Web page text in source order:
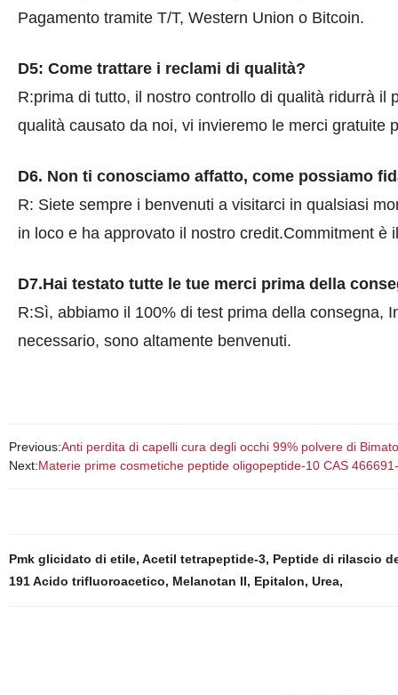
Pagamento tramite T/T, Western Union o Bitcoin.
D5: Come trattare i reclami di qualità?
R:prima di tutto, il nostro controllo di qualità ridurrà
qualità causato da noi, vi invieremo le merci gratuite
D6. Non ti conosciamo affatto, come possiamo
R: Siete sempre i benvenuti a visitarci in qualsiasi
in loco e ha approvato il nostro credit.Commitment è
D7.Hai testato tutte le tue merci prima della
R:Sì, abbiamo il 100% di test prima della consegna,
necessario, sono altamente benvenuti.
Previous:Anti perdita di capelli cura degli occhi 99% polvere di
Next:Materie prime cosmetiche peptide oligopeptide-10 CAS
Pmk glicidato di etile, Acetil tetrapeptide-3, Peptide di rilascio
191 Acido trifluoroacetico, Melanotan II, Epitalon, Urea,